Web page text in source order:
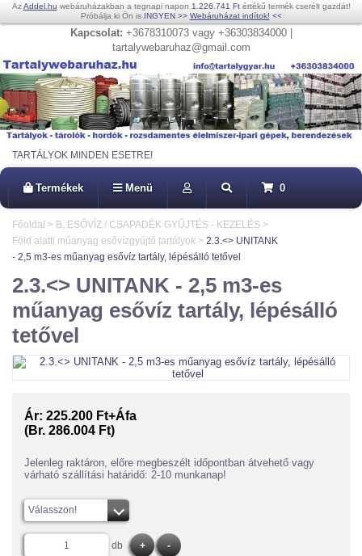
AzAddel.hu webáruházakban a tegnapi napon 1.226.741 Ftértékű termék cserélt gazdát!
Próbálja ki Ön is INGYEN >> Webáruházat indítok! <<
Kapcsolat: +3678310073 vagy +36303834000 |
tartalywebaruhaz@gmail.com
TARTÁLYOK MINDEN ESETRE!
Termékek Menü 0
Főoldal > B. ESŐVÍZ / CSAPADÉK GYŰJTÉS - KEZELÉS >
Föld alatti műanyag esővízgyűjtő tartályok > 2.3.<> UNITANK
- 2,5 m3-es műanyag esővíz tartály, lépésálló tetővel
2.3.<> UNITANK - 2,5 m3-es
műanyag esővíz tartály, lépésálló
tetővel
Ár: 225.200 Ft+Áfa
(Br. 286.004 Ft)
Jelenleg raktáron, előre megbeszélt időpontban átvehető vagy
várható szállítási határidő: 2-10 munkanap!
Válasszon!
db